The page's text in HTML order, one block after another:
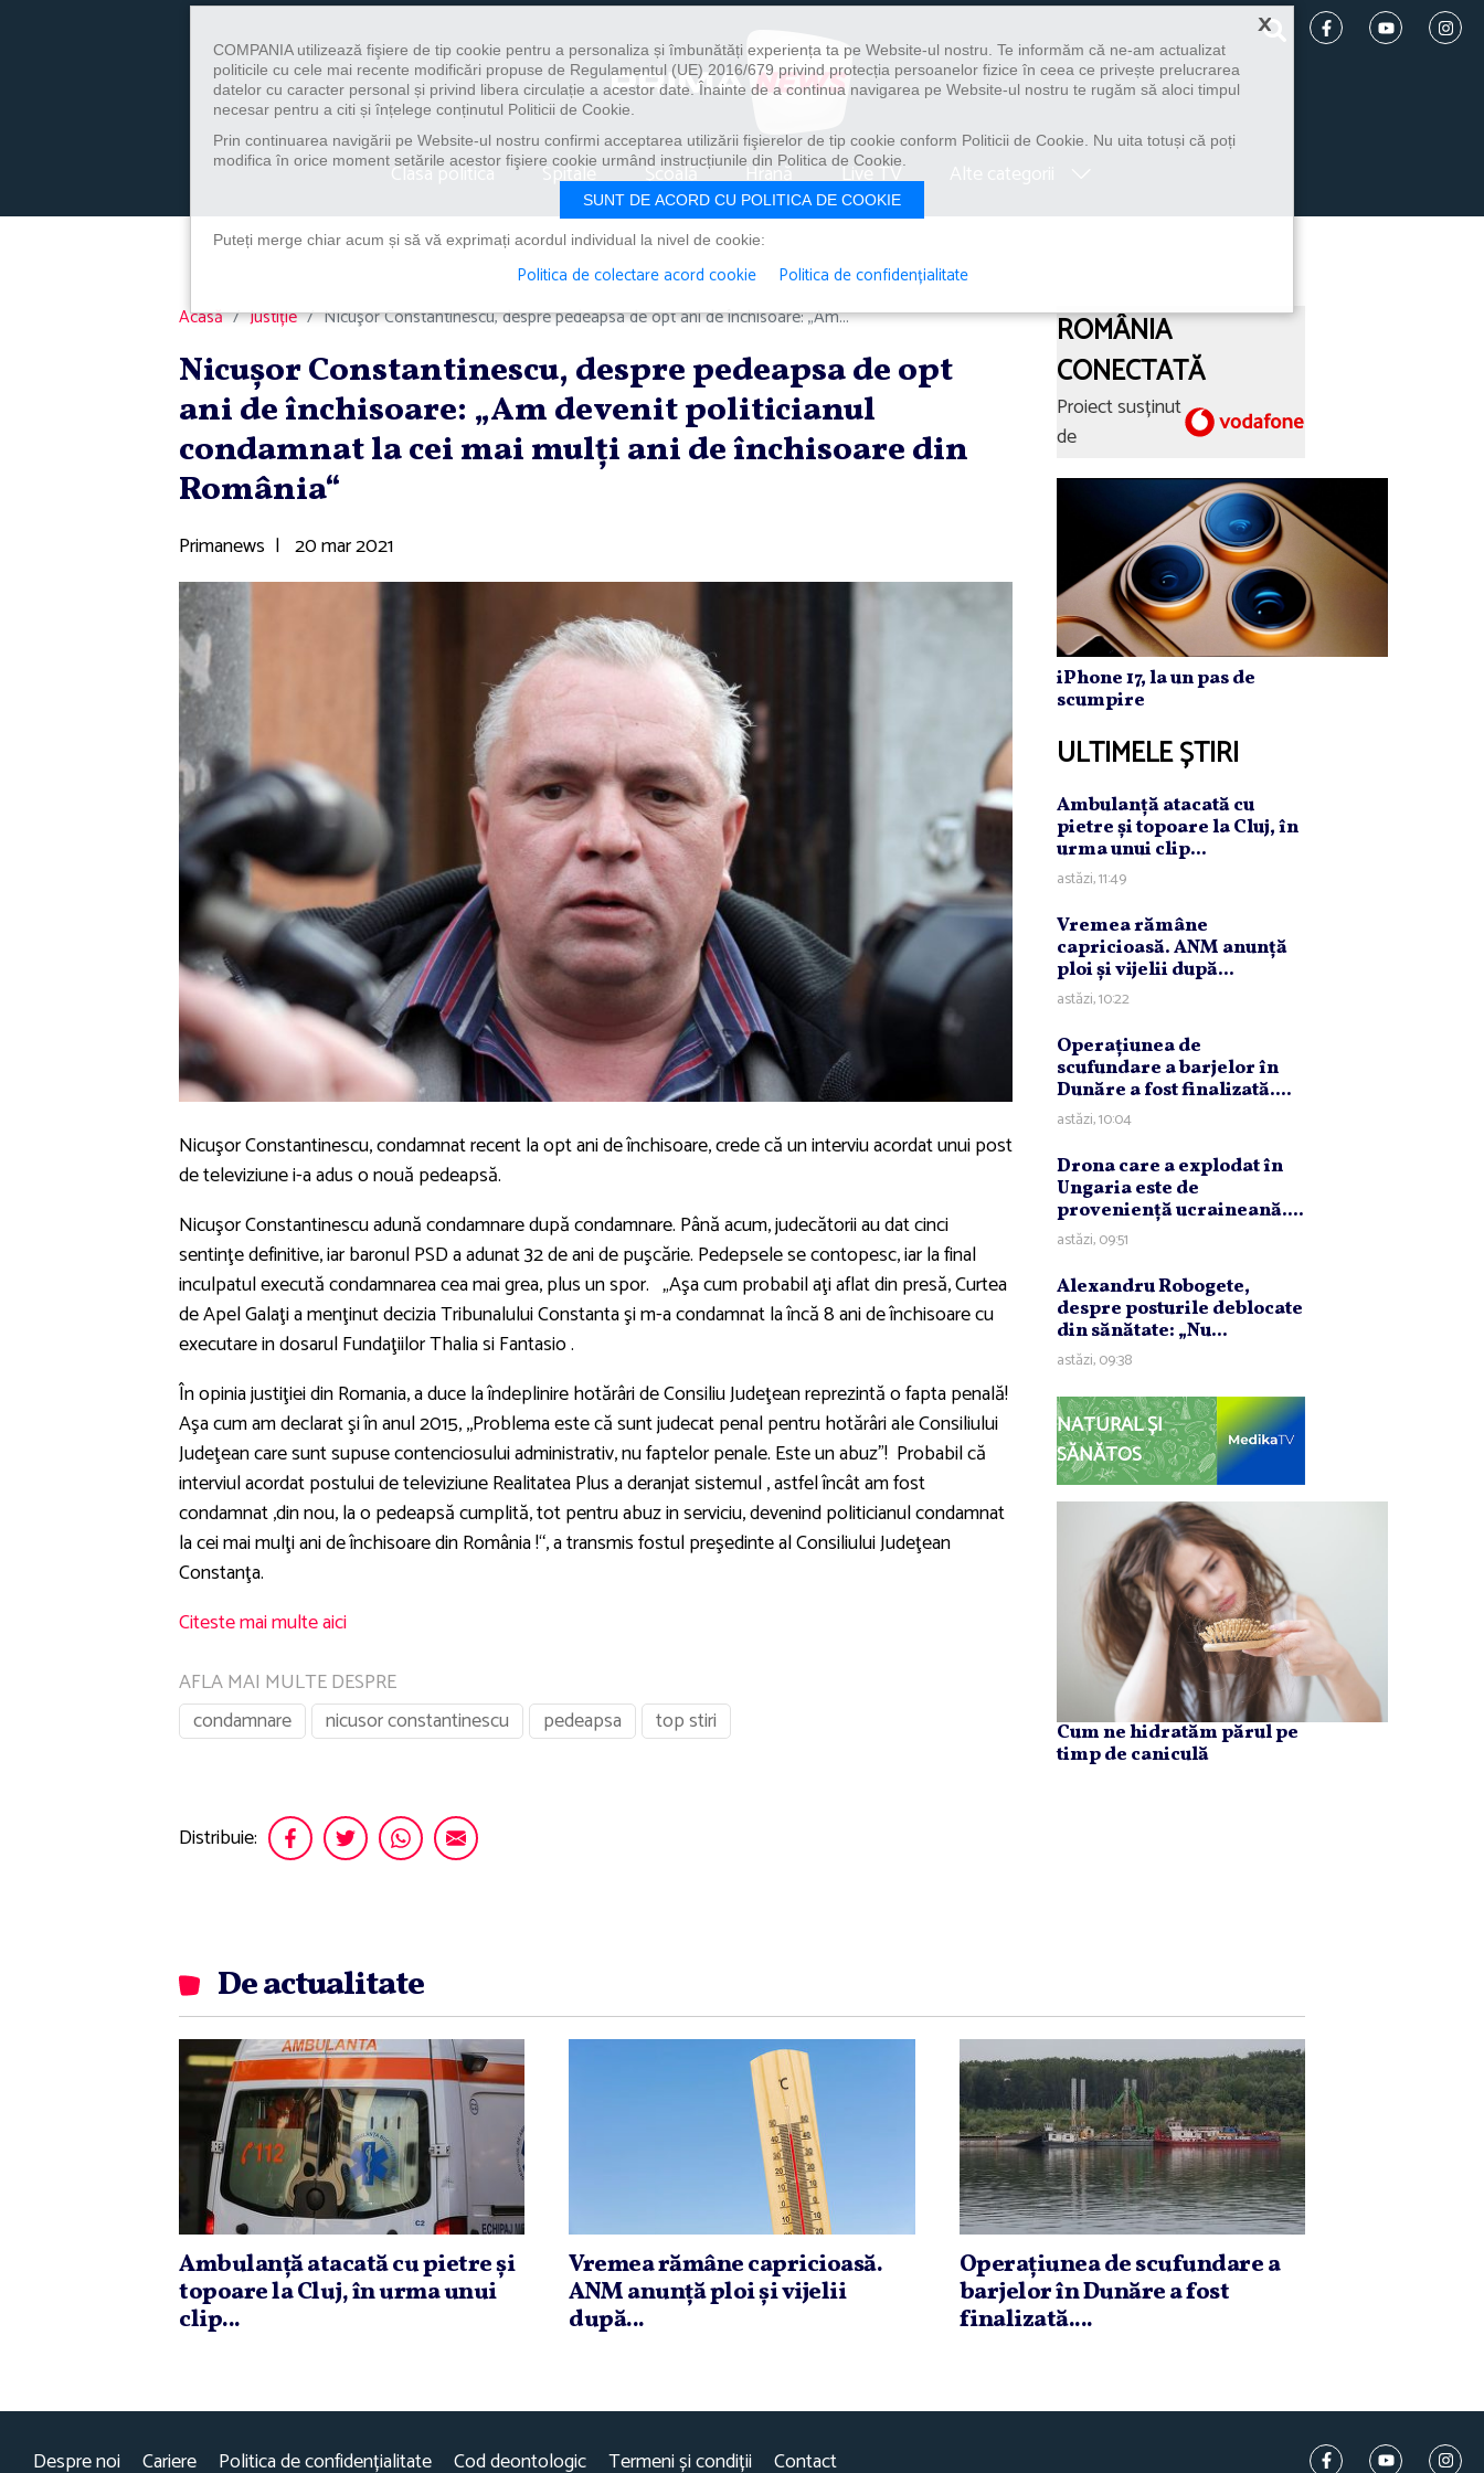
Clasa politica Spitale Școală Hrană Live TV
Acasă Justiție Nicuşor Constantinescu, despre pedeapsa de opt ani de închisoare: „Am...
Nicuşor Constantinescu, despre pedeapsa de opt
ani de închisoare: „Am devenit politicianul
condamnat la cei mai mulţi ani de închisoare din
România“
Primanews | 20 mar 2021
Nicuşor Constantinescu, condamnat recent la opt ani de închisoare, crede că un interviu acordat unui post
de televiziune i-a adus o nouă pedeapsă.
Nicuşor Constantinescu adună condamnare după condamnare. Până acum, judecătorii au dat cinci
sentinţe definitive, iar baronul PSD a adunat 32 de ani de puşcărie. Pedepsele se contopesc, iar la final
inculpatul execută condamnarea cea mai grea, plus un spor. „Aşa cum probabil aţi aflat din presă, Curtea
de Apel Galaţi a menţinut decizia Tribunalului Constanta şi m-a condamnat la încă 8 ani de închisoare cu
executare in dosarul Fundaţiilor Thalia si Fantasio .
În opinia justiţiei din Romania, a duce la îndeplinire hotărâri de Consiliu Judeţean reprezintă o fapta penală!
Aşa cum am declarat şi în anul 2015, ,,Problema este că sunt judecat penal pentru hotărâri ale Consiliului
Judeţean care sunt supuse contenciosului administrativ, nu faptelor penale. Este un abuz”! Probabil că
interviul acordat postului de televiziune Realitatea Plus a deranjat sistemul , astfel încât am fost
condamnat ,din nou, la o pedeapsă cumplită, tot pentru abuz in serviciu, devenind politicianul condamnat
la cei mai mulţi ani de închisoare din România !“, a transmis fostul preşedinte al Consiliului Judeţean
Constanţa.
Citeste mai multe aici
AFLA MAI MULTE DESPRE
condamnare
nicusor constantinescu pedeapsa top stiri
Distribuie:
ROMÂNIA
CONECTATĂ
Proiect susținut
de
iPhone 17, la un pas de
scumpire
ULTIMELE ȘTIRI
Ambulanţă atacată cu
pietre şi topoare la Cluj, în
urma unui clip...
astăzi, 11:49
Vremea rămâne
capricioasă. ANM anunţă
ploi şi vijelii după...
astăzi, 10:22
Operaţiunea de
scufundare a barjelor în
Dunăre a fost finalizată....
astăzi, 10:04
Drona care a explodat în
Ungaria este de
provenienţă ucraineană....
astăzi, 09:51
Alexandru Robogete,
despre posturile deblocate
din sănătate: „Nu...
astăzi, 09:38
NATURAL ȘI
SĂNĂTOS
Cum ne hidratăm părul pe
timp de caniculă
De actualitate
Ambulanţă atacată cu pietre şi
topoare la Cluj, în urma unui
clip...
Vremea rămâne capricioasă.
ANM anunţă ploi şi vijelii
după...
Operaţiunea de scufundare a
barjelor în Dunăre a fost
finalizată....
Despre noi Cariere Politica de confidențialitate Cod deontologic Termeni și condiții Contact
×
COMPANIA utilizează fişiere de tip cookie pentru a personaliza și îmbunătăți experiența ta pe Website-ul nostru. Te informăm că ne-am actualizat
politicile cu cele mai recente modificări propuse de Regulamentul (UE) 2016/679 privind protecția persoanelor fizice în ceea ce privește prelucrarea
datelor cu caracter personal și privind libera circulație a acestor date. Înainte de a continua navigarea pe Website-ul nostru te rugăm să aloci timpul
necesar pentru a citi și înțelege conținutul Politicii de Cookie.
Prin continuarea navigării pe Website-ul nostru confirmi acceptarea utilizării fişierelor de tip cookie conform Politicii de Cookie. Nu uita totuși că poți
modifica în orice moment setările acestor fişiere cookie urmând instrucțiunile din Politica de Cookie.
SUNT DE ACORD CU POLITICA DE COOKIE
Puteți merge chiar acum și să vă exprimați acordul individual la nivel de cookie:
Politica de colectare acord cookie Politica de confidențialitate